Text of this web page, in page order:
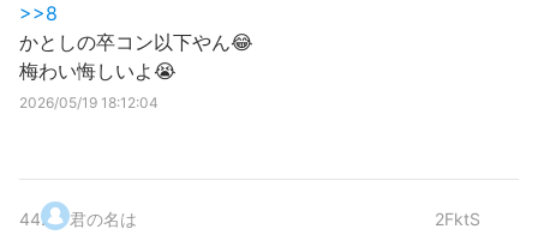
>>8
かとしの卒コン以下やん😂
梅わい悔しいよ😭
2026/05/19 18:12:04
44. 君の名は 2FktS